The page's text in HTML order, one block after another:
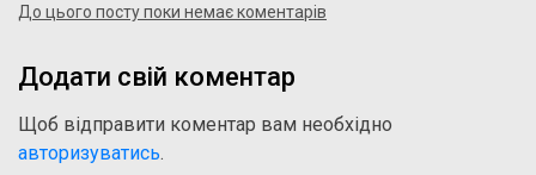
До цього посту поки немає коментарів
Додати свій коментар
Щоб відправити коментар вам необхідно
авторизуватись.